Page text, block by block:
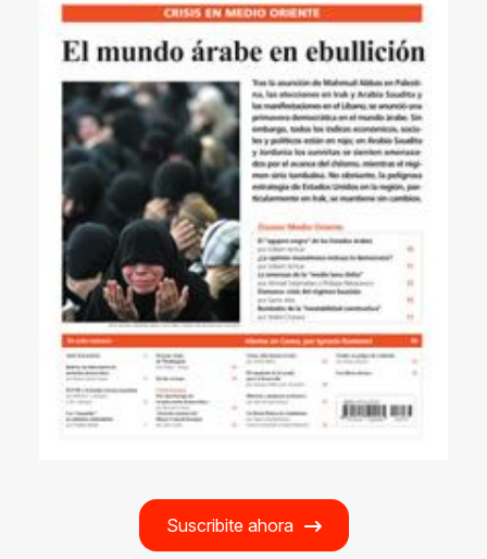
Suscribite ahora